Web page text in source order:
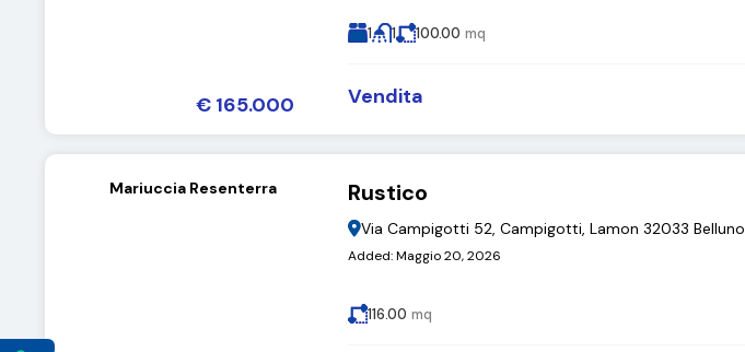
€ 165.000
1 1 100.00 mq
Vendita
Mariuccia Resenterra Rustico
Via Campigotti 52, Campigotti, Lamon 32033 Belluno
Added:Maggio 20, 2026
116.00 mq